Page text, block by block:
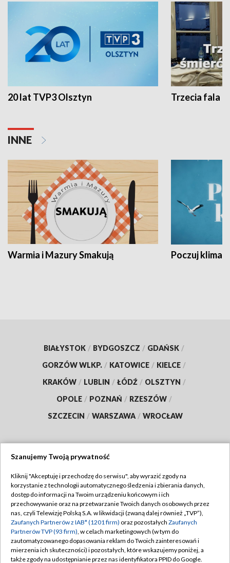
20 lat TVP3 Olsztyn Trzecia fala -
INNE
Warmia i Mazury Smakują Poczuj klimat
BIAŁYSTOK / BYDGOSZCZ / GDAŃSK /
GORZÓW WLKP. / KATOWICE / KIELCE /
KRAKÓW / LUBLIN / ŁÓDŹ / OLSZTYN /
OPOLE / POZNAŃ / RZESZÓW /
SZCZECIN / WARSZAWA / WROCŁAW
TVP
Abonament TVP
Emisja w TVP
Centrum informacji TVP
Naziemna Telewizja Cyfrowa
Regulamin TVP
Polityka prywatności
Moje zgody
Pomoc
Szanujemy Twoją prywatność
Kliknij "Akceptuję i przechodzę do serwisu", aby wyrazić zgody na
korzystanie z technologii automatycznego śledzenia i zbierania danych,
dostęp do informacji na Twoim urządzeniu końcowym i ich
przechowywanie oraz na przetwarzanie Twoich danych osobowych przez
nas, czyli Telewizję Polską S.A. w likwidacji (zwaną dalej również „TVP”),
Zaufanych Partnerów z IAB* (1201 firm) oraz pozostałych Zaufanych
Partnerów TVP (93 firm), w celach marketingowych (w tym do
zautomatyzowanego dopasowania reklam do Twoich zainteresowań i
mierzenia ich skuteczności) i pozostałych, które wskazujemy poniżej, a
także zgody na udostępnianie przez nas identyfikatora PPID do Google.